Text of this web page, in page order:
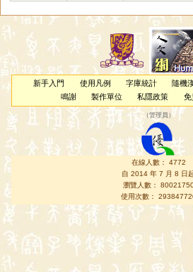
新手入門 使用凡例 字庫統計 隨機
鳴謝
製作單位 私隱政策 免
（管理員 ）
在線人數： 4772
自 2014 年 7 月 8 日
瀏覽人數：
使用次數：